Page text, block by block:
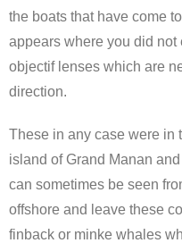
the boats that have come
appears where you did not
objectif lenses which are
direction.
These in any case were in
island of Grand Manan
can sometimes be seen
offshore and leave these
finback or minke whales